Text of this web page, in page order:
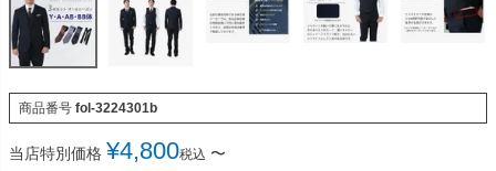
商品番号 fol-3224301b
当店特別価格 ¥4,800税込 〜